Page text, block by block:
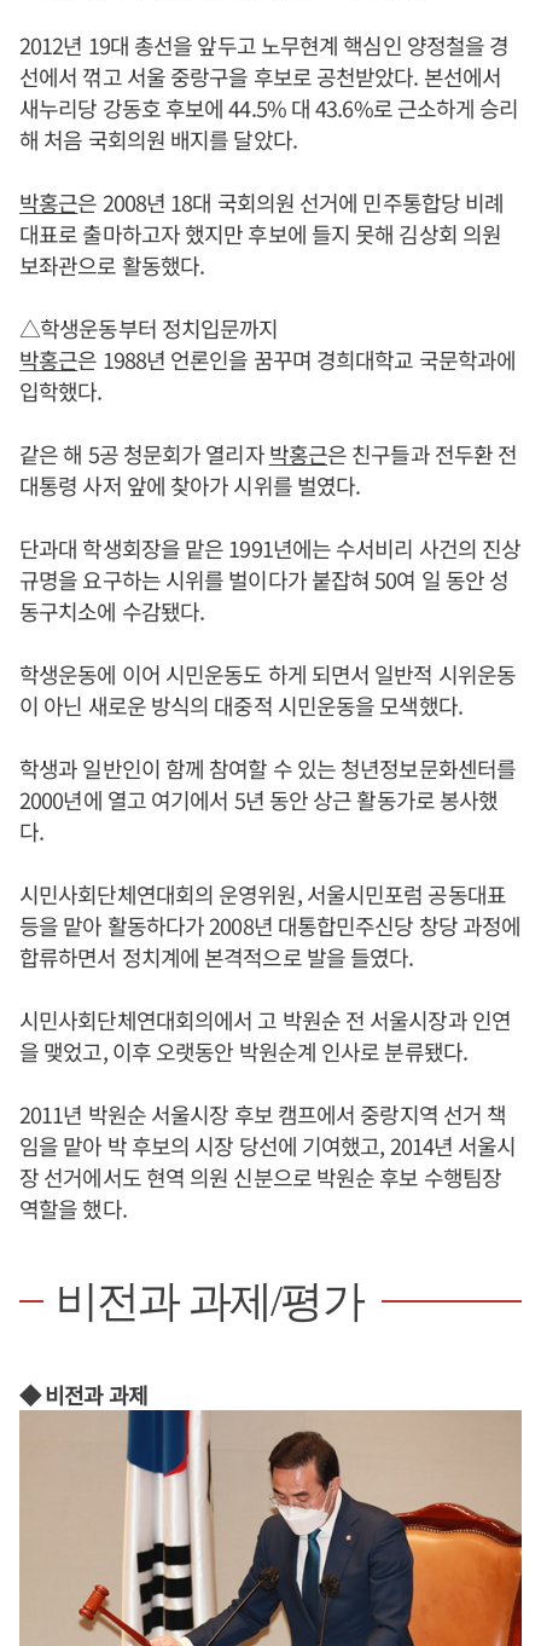
2012년 19대 총선을 앞두고 노무현계 핵심인 양정철을 경
선에서 꺾고 서울 중랑구을 후보로 공천받았다. 본선에서
새누리당 강동호 후보에 44.5% 대 43.6%로 근소하게 승리
해 처음 국회의원 배지를 달았다.
박홍근은 2008년 18대 국회의원 선거에 민주통합당 비례
대표로 출마하고자 했지만 후보에 들지 못해 김상회 의원
보좌관으로 활동했다.
△학생운동부터 정치입문까지
박홍근은 1988년 언론인을 꿈꾸며 경희대학교 국문학과에
입학했다.
같은 해 5공 청문회가 열리자박홍근은 친구들과 전두환 전
대통령 사저 앞에 찾아가 시위를 벌였다.
단과대 학생회장을 맡은 1991년에는 수서비리 사건의 진상
규명을 요구하는 시위를 벌이다가 붙잡혀 50여 일 동안 성
동구치소에 수감됐다.
학생운동에 이어 시민운동도 하게 되면서 일반적 시위운동
이 아닌 새로운 방식의 대중적 시민운동을 모색했다.
학생과 일반인이 함께 참여할 수 있는 청년정보문화센터를
2000년에 열고 여기에서 5년 동안 상근 활동가로 봉사했
다.
시민사회단체연대회의 운영위원, 서울시민포럼 공동대표
등을 맡아 활동하다가 2008년 대통합민주신당 창당 과정에
합류하면서 정치계에 본격적으로 발을 들였다.
시민사회단체연대회의에서 고 박원순 전 서울시장과 인연
을 맺었고, 이후 오랫동안 박원순계 인사로 분류됐다.
2011년 박원순 서울시장 후보 캠프에서 중랑지역 선거 책
임을 맡아 박 후보의 시장 당선에 기여했고, 2014년 서울시
장 선거에서도 현역 의원 신분으로 박원순 후보 수행팀장
역할을 했다.
비전과 과제/평가
◆ 비전과 과제